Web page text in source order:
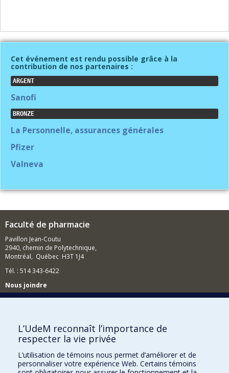
Cet événement est rendu possible grâce à la
contribution de nos partenaires :
ARGENT
Sanofi
BRONZE
La Personnelle, assurances générales
Pfizer
Valneva
Faculté de pharmacie
Pavillon Jean-Coutu
2940, chemin de Polytechnique,
Montréal, Québec H3T 1J4
Tél. : 514 343-6422
Nous joindre
Nous trouver
Plan du site
Accessibilité
L’UdeM reconnaît l’importance de
respecter la vie privée
L’utilisation de témoins nous permet d’améliorer et de
personnaliser votre expérience Web. Certains témoins